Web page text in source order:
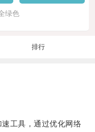
绿色
排行
工具，通过优化网络